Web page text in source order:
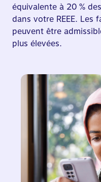
équivalente à 20 %
dans votre REEE. Les
peuvent être
plus élevées.